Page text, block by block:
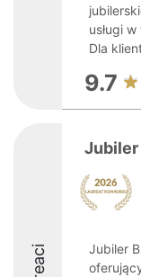
usługi
Dla
9.7
Jubiler